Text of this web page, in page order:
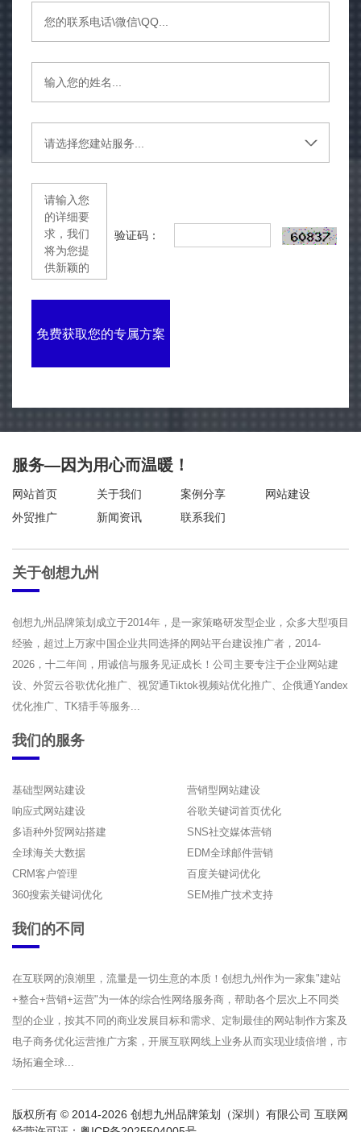
验证码：
免费获取您的专属方案
服务—因为用心而温暖！
网站首页 关于我们 案例分享
网站建设
外贸推广
新闻资讯 联系我们
关于创想九州
创想九州品牌策划成立于2014年，是一家策略研发型企业，众多大型项目
经验，超过上万家中国企业共同选择的网站平台建设推广者，2014-
2026，十二年间，用诚信与服务见证成长！公司主要专注于企业网站建
设、外贸云谷歌优化推广、视贸通Tiktok视频站优化推广、企俄通Yandex
优化推广、TK猎手等服务...
我们的服务
基础型网站建设
营销型网站建设
响应式网站建设
谷歌关键词首页优化
多语种外贸网站搭建
SNS社交媒体营销
全球海关大数据
EDM全球邮件营销
CRM客户管理
百度关键词优化
360搜索关键词优化
SEM推广技术支持
我们的不同
在互联网的浪潮里，流量是一切生意的本质！创想九州作为一家集"建站
+整合+营销+运营"为一体的综合性网络服务商，帮助各个层次上不同类
型的企业，按其不同的商业发展目标和需求、定制最佳的网站制作方案及
电子商务优化运营推广方案，开展互联网线上业务从而实现业绩倍增，市
场拓遍全球...
版权所有 © 2014-2026 创想九州品牌策划（深圳）有限公司 互联网